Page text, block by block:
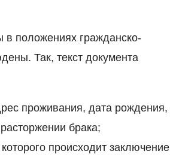
положениях гражданско-
Так, текст документа
проживания, дата рождения,
брака;
происходит заключение